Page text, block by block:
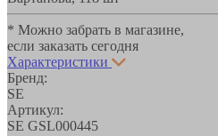
* Можно забрать в магазине,
если заказать сегодня
Характеристики
Бренд:
SE
Артикул:
SE GSL000445